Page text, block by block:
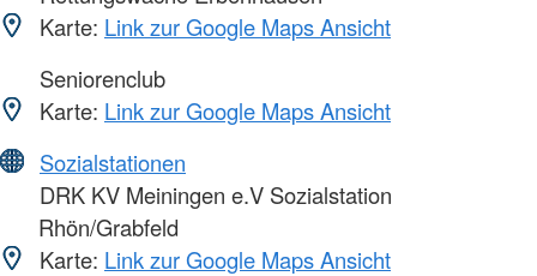
Karte: Link zur Google Maps Ansicht
Seniorenclub
Karte: Link zur Google Maps Ansicht
Sozialstationen
DRK KV Meiningen e.V Sozialstation
Rhön/Grabfeld
Karte: Link zur Google Maps Ansicht